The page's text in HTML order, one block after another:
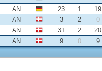
AN 23 1
19
AN 3 2
0
AN 31 2
20
AN 9 0 9